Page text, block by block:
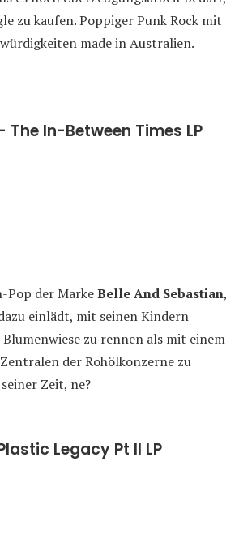
zu kaufen. Poppiger Punk Rock mit
made in Australien.
The In-Between Times LP
der MarkeBelle And Sebastian,
einlädt, mit seinen Kindern
zu rennen als mit einem
der Rohölkonzerne zu
Zeit, ne?
Legacy Pt II LP